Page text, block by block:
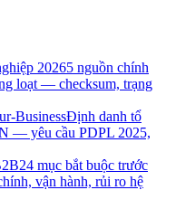
20265 nguồn chính
loạt — checksum, trạng
BusinessĐịnh danh tổ
— yêu cầu PDPL 2025,
24 mục bắt buộc trước
vận hành, rủi ro hệ